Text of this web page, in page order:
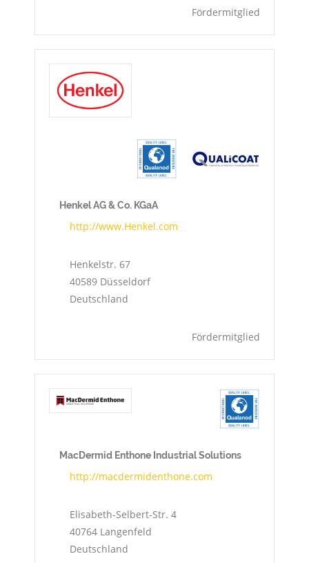
Fördermitglied
Henkel AG & Co. KGaA
http://www.Henkel.com
Henkelstr. 67
40589 Düsseldorf
Deutschland
Fördermitglied
MacDermid Enthone Industrial Solutions
http://macdermidenthone.com
Elisabeth-Selbert-Str. 4
40764 Langenfeld
Deutschland